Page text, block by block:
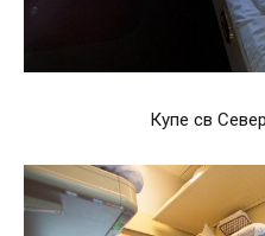
Купе св